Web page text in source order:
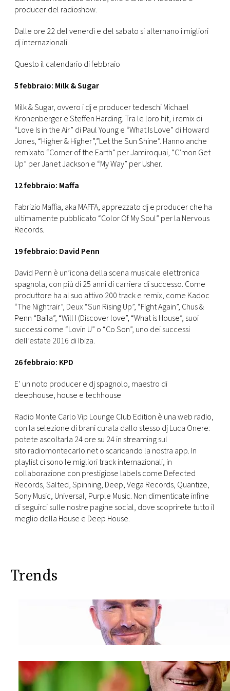
CONSIGLIA
producer del radioshow.
Dalle ore 22 del venerdì e del sabato si alternano i migliori
dj internazionali.
Questo il calendario di febbraio
5 febbraio: Milk & Sugar
Milk & Sugar, ovvero i dj e producer tedeschi Michael
Kronenberger e Steffen Harding. Tra le loro hit, i remix di
“Love Is in the Air” di Paul Young e “What Is Love” di Howard
Jones, “Higher & Higher”,”Let the Sun Shine”. Hanno anche
remixato “Corner of the Earth” per Jamiroquai, “C’mon Get
Up” per Janet Jackson e “My Way” per Usher.
12 febbraio: Maffa
Fabrizio Maffia, aka MAFFA, apprezzato dj e producer che ha
ultimamente pubblicato “Color Of My Soul” per la Nervous
Records.
19 febbraio: David Penn
David Penn è un’icona della scena musicale elettronica
spagnola, con più di 25 anni di carriera di successo. Come
produttore ha al suo attivo 200 track e remix, come Kadoc
“The Nightrair”, Deux “Sun Rising Up”, “Fight Again”, Chus &
Penn “Baila”, “Will I (Discover love”, “What is House”, suoi
successi come “Lovin U” o “Co Son”, uno dei successi
dell’estate 2016 di Ibiza.
26 febbraio: KPD
E’ un noto producer e dj spagnolo, maestro di
deephouse, house e techhouse
Radio Monte Carlo Vip Lounge Club Edition è una web radio,
con la selezione di brani curata dallo stesso dj Luca Onere:
potete ascoltarla 24 ore su 24 in streaming sul
sito radiomontecarlo.net o scaricando la nostra app. In
playlist ci sono le migliori track internazionali, in
collaborazione con prestigiose labels come Defected
Records, Salted, Spinning, Deep, Vega Records, Quantize,
Sony Music, Universal, Purple Music. Non dimenticate infine
di seguirci sulle nostre pagine social, dove scoprirete tutto il
meglio della House e Deep House.
Trends